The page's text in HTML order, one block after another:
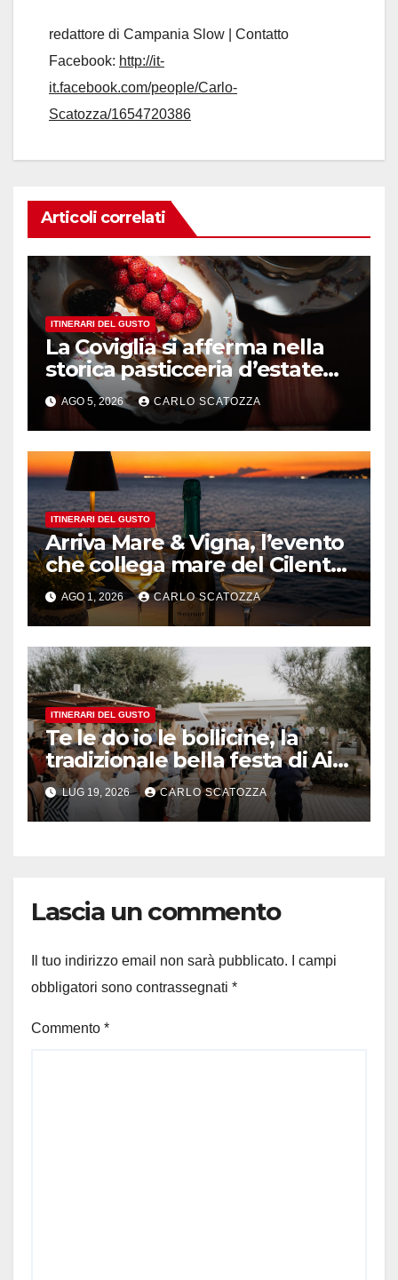
redattore di Campania Slow | Contatto
Facebook: http://it-
it.facebook.com/people/Carlo-
Scatozza/1654720386
Articoli correlati
ITINERARI DEL GUSTO
La Coviglia si afferma nella
storica pasticceria d’estate
ma il top rimane la
sfogliatella, in diretta da
Pintauro
AGO 5, 2026 CARLO SCATOZZA
ITINERARI DEL GUSTO
Arriva Mare & Vigna, l’evento
che collega mare del Cilento
e vini irpini
AGO 1, 2026 CARLO SCATOZZA
ITINERARI DEL GUSTO
Te le do io le bollicine, la
tradizionale bella festa di Ais
Napoli
LUG 19, 2026 CARLO SCATOZZA
Lascia un commento
Il tuo indirizzo email non sarà pubblicato.
I campi
obbligatori sono contrassegnati *
Commento *